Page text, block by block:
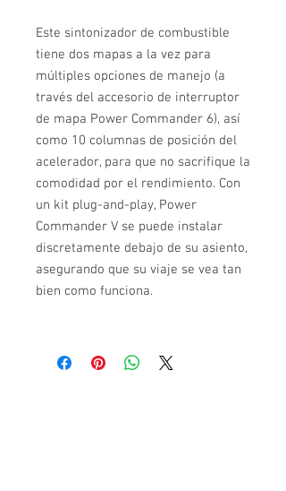
Este sintonizador de combustible
tiene dos mapas a la vez para
múltiples opciones de manejo (a
través del accesorio de interruptor
de mapa Power Commander 6), así
como 10 columnas de posición del
acelerador, para que no sacrifique la
comodidad por el rendimiento. Con
un kit plug-and-play, Power
Commander V se puede instalar
discretamente debajo de su asiento,
asegurando que su viaje se vea tan
bien como funciona.